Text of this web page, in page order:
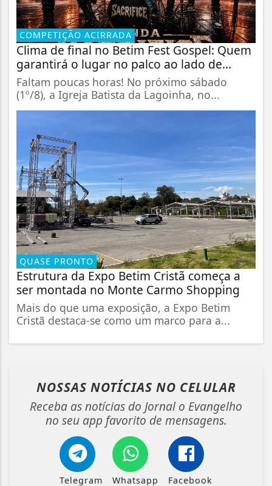
COMPETIÇÃO ACIRRADA
Clima de final no Betim Fest Gospel: Quem
garantirá o lugar no palco ao lado de...
Faltam poucas horas! No próximo sábado
(1º/8), a Igreja Batista da Lagoinha, no...
QUASE PRONTO
Estrutura da Expo Betim Cristã começa a
ser montada no Monte Carmo Shopping
Mais do que uma exposição, a Expo Betim
Cristã destaca-se como um marco para a...
NOSSAS NOTÍCIAS NO CELULAR
Receba as notícias do Jornal o Evangelho
no seu app favorito de mensagens.
Telegram Whatsapp Facebook